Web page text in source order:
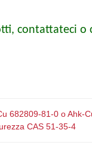
contattateci
682809-81-0 o Ahk-
CAS 51-35-4